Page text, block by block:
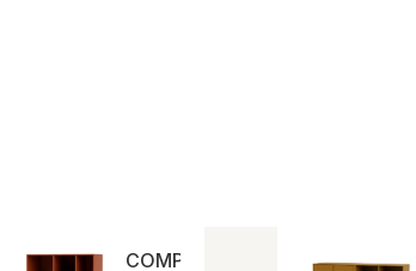
COMPILE | Montana